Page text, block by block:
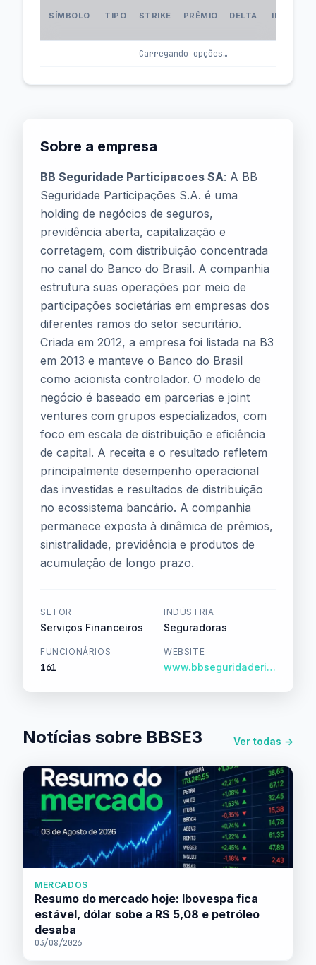
SÍMBOLO TIPO STRIKE PRÊMIO DELTA
Carregando opções…
Sobre a empresa
BB Seguridade Participacoes SA: A BB
Seguridade Participações S.A. é uma
holding de negócios de seguros,
previdência aberta, capitalização e
corretagem, com distribuição concentrada
no canal do Banco do Brasil. A companhia
estrutura suas operações por meio de
participações societárias em empresas dos
diferentes ramos do setor securitário.
Criada em 2012, a empresa foi listada na B3
em 2013 e manteve o Banco do Brasil
como acionista controlador. O modelo de
negócio é baseado em parcerias e joint
ventures com grupos especializados, com
foco em escala de distribuição e eficiência
de capital. A receita e o resultado refletem
principalmente desempenho operacional
das investidas e resultados de distribuição
no ecossistema bancário. A companhia
permanece exposta à dinâmica de prêmios,
sinistralidade, previdência e produtos de
acumulação de longo prazo.
SETOR
Serviços Financeiros
INDÚSTRIA
Seguradoras
FUNCIONÁRIOS
161
WEBSITE
www.bbseguridaderi.com.br/
Notícias sobre BBSE3 Ver todas →
MERCADOS
Resumo do mercado hoje: Ibovespa fica
estável, dólar sobe a R$ 5,08 e petróleo
desaba
03/08/2026